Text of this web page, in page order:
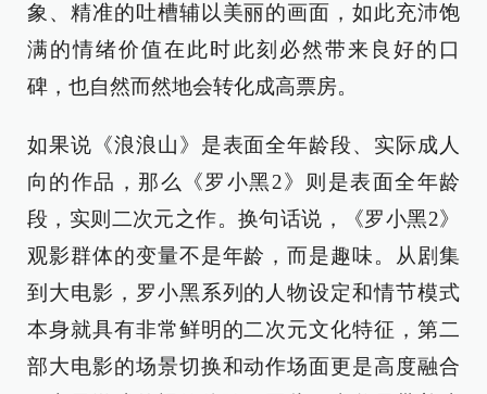
象、精准的吐槽辅以美丽的画面，如此充沛饱
满的情绪价值在此时此刻必然带来良好的口
碑，也自然而然地会转化成高票房。
如果说《浪浪山》是表面全年龄段、实际成人
向的作品，那么《罗小黑2》则是表面全年龄
段，实则二次元之作。换句话说，《罗小黑2》
观影群体的变量不是年龄，而是趣味。从剧集
到大电影，罗小黑系列的人物设定和情节模式
本身就具有非常鲜明的二次元文化特征，第二
部大电影的场景切换和动作场面更是高度融合